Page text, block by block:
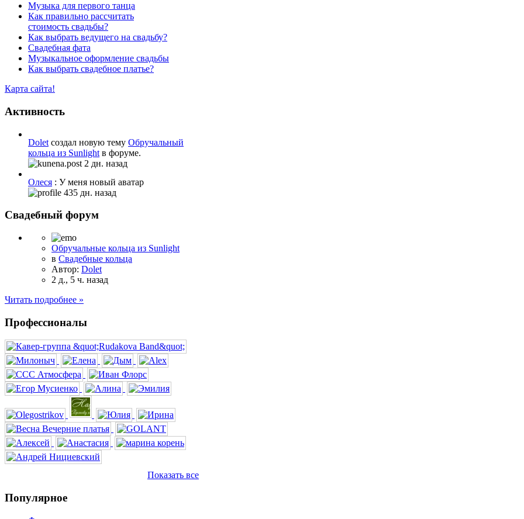
Музыка для первого танца
Как правильно рассчитать
стоимость свадьбы?
Как выбрать ведущего на свадьбу?
Свадебная фата
Музыкальное оформление свадьбы
Как выбрать свадебное платье?
Карта сайта!
Активность
Dolet создал новую тему Обручальный
кольца из Sunlight в форуме.
2 дн. назад
Олеся : У меня новый аватар
435 дн. назад
Свадебный форум
Обручальные кольца из Sunlight
в Свадебные кольца
Автор: Dolet
2 д., 5 ч. назад
Читать подробнее »
Профессионалы
Показать все
Популярное